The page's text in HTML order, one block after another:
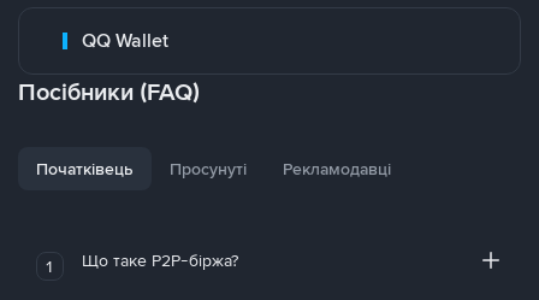
QQ Wallet
Посібники (FAQ)
Початківець Просунуті Рекламодавці
1 Що таке P2P-біржа?